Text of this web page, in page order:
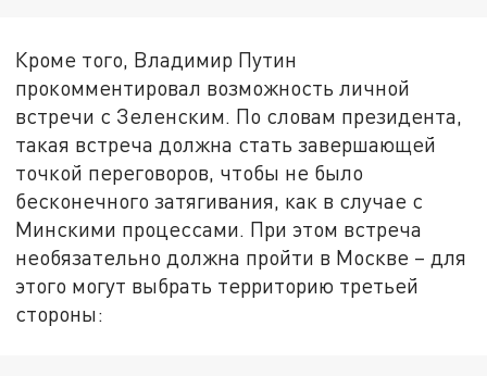
Кроме того, Владимир Путин
прокомментировал возможность личной
встречи с Зеленским. По словам президента,
такая встреча должна стать завершающей
точкой переговоров, чтобы не было
бесконечного затягивания, как в случае с
Минскими процессами. При этом встреча
необязательно должна пройти в Москве – для
этого могут выбрать территорию третьей
стороны: